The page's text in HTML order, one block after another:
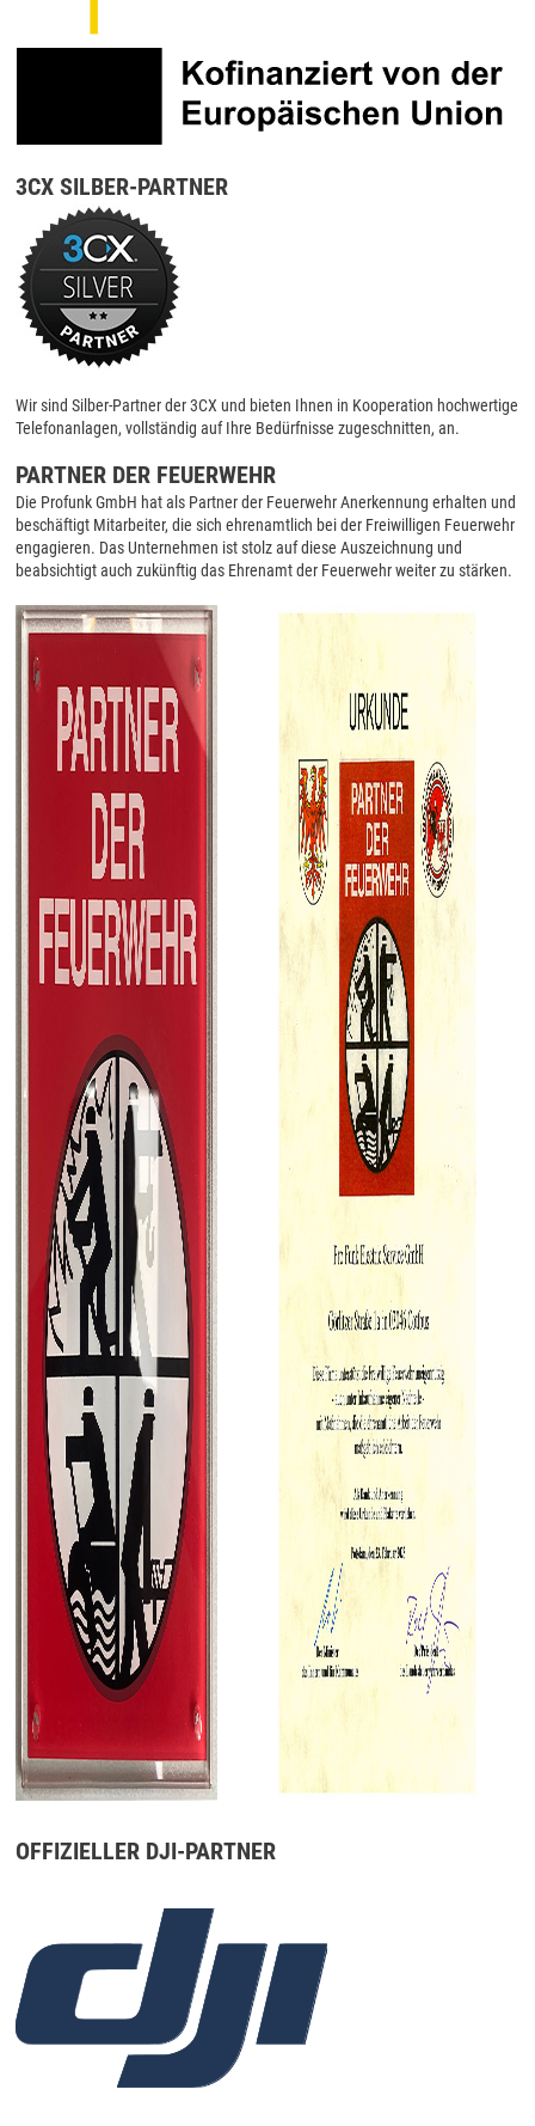
3CX SILBER-PARTNER
Wir sind Silber-Partner der 3CX und bieten Ihnen in Kooperation hochwertige
Telefonanlagen, vollständig auf Ihre Bedürfnisse zugeschnitten, an.
PARTNER DER FEUERWEHR
Die Profunk GmbH hat als Partner der Feuerwehr Anerkennung erhalten und
beschäftigt Mitarbeiter, die sich ehrenamtlich bei der Freiwilligen Feuerwehr
engagieren. Das Unternehmen ist stolz auf diese Auszeichnung und
beabsichtigt auch zukünftig das Ehrenamt der Feuerwehr weiter zu stärken.
OFFIZIELLER DJI-PARTNER